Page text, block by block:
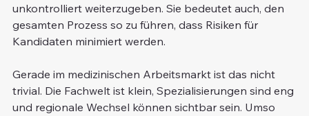
unkontrolliert weiterzugeben. Sie bedeutet auch, den
gesamten Prozess so zu führen, dass Risiken für
Kandidaten minimiert werden.
Gerade im medizinischen Arbeitsmarkt ist das nicht
trivial. Die Fachwelt ist klein, Spezialisierungen sind eng
und regionale Wechsel können sichtbar sein. Umso